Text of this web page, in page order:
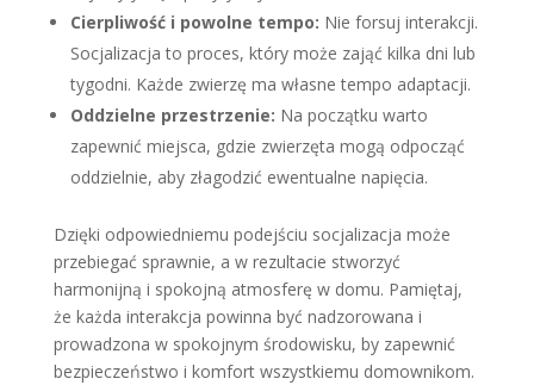
Cierpliwość i powolne tempo: Nie forsuj interakcji.
Socjalizacja to proces, który może zająć kilka dni lub
tygodni. Każde zwierzę ma własne tempo adaptacji.
Oddzielne przestrzenie: Na początku warto
zapewnić miejsca, gdzie zwierzęta mogą odpocząć
oddzielnie, aby złagodzić ewentualne napięcia.
Dzięki odpowiedniemu podejściu socjalizacja może
przebiegać sprawnie, a w rezultacie stworzyć
harmonijną i spokojną atmosferę w domu. Pamiętaj,
że każda interakcja powinna być nadzorowana i
prowadzona w spokojnym środowisku, by zapewnić
bezpieczeństwo i komfort wszystkiemu domownikom.